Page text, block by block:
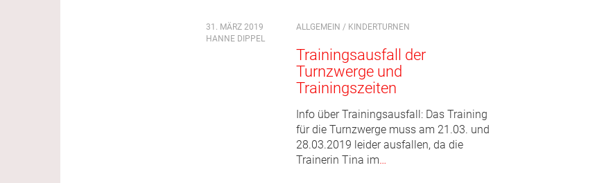
31. MÄRZ 2019
HANNE DIPPEL
ALLGEMEIN / KINDERTURNEN
Trainingsausfall der
Turnzwerge und
Trainingszeiten
Info über Trainingsausfall: Das Training
für die Turnzwerge muss am 21.03. und
28.03.2019 leider ausfallen, da die
Trainerin Tina im…